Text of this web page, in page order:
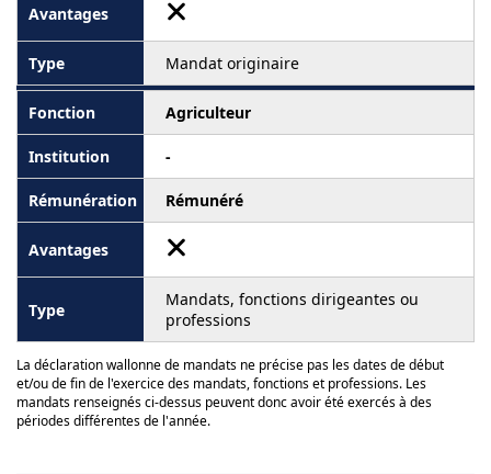
Mandat originaire
Agriculteur
-
Rémunéré
Mandats, fonctions dirigeantes ou
professions
La déclaration wallonne de mandats ne précise pas les dates de début
et/ou de fin de l'exercice des mandats, fonctions et professions. Les
mandats renseignés ci-dessus peuvent donc avoir été exercés à des
périodes différentes de l'année.